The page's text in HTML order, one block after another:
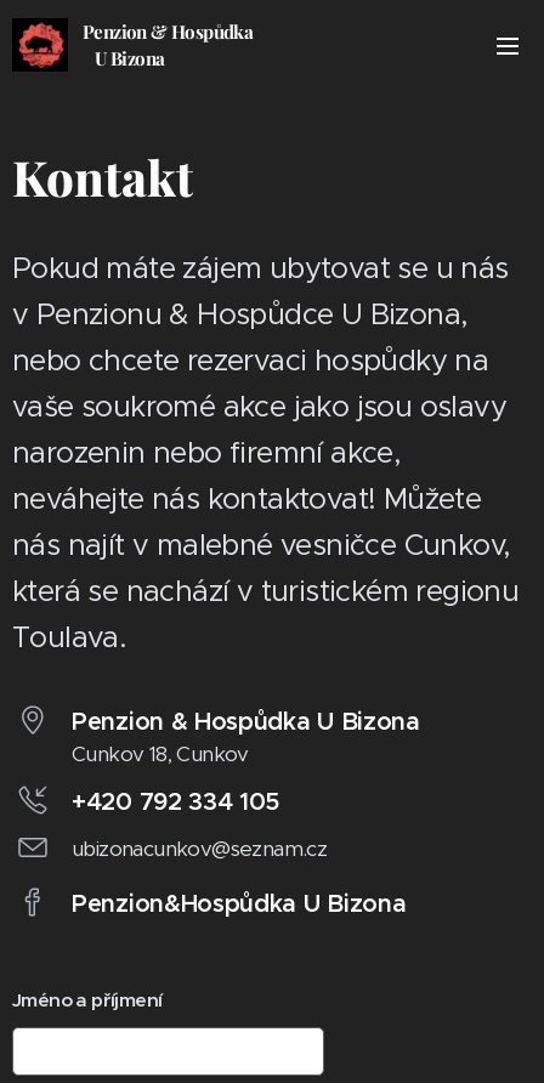
Penzion & Hospůdka
U Bizona
Kontakt
Pokud máte zájem ubytovat se u nás
v Penzionu & Hospůdce U Bizona,
nebo chcete rezervaci hospůdky na
vaše soukromé akce jako jsou oslavy
narozenin nebo firemní akce,
neváhejte nás kontaktovat! Můžete
nás najít v malebné vesničce Cunkov,
která se nachází v turistickém regionu
Toulava.
Penzion & Hospůdka U Bizona
Cunkov 18, Cunkov
+420 792 334 105
ubizonacunkov@seznam.cz
Penzion&Hospůdka U Bizona
Jméno a příjmení